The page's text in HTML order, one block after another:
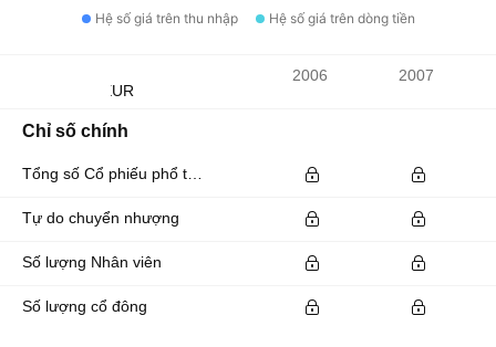
Hệ số giá trên thu nhập Hệ số giá trên dòng tiền
Đơn vị tiền tệ: EUR
2006 2007
Chỉ số chính
Tự do chuyển nhượng
Số lượng Nhân viên
Số lượng cổ đông